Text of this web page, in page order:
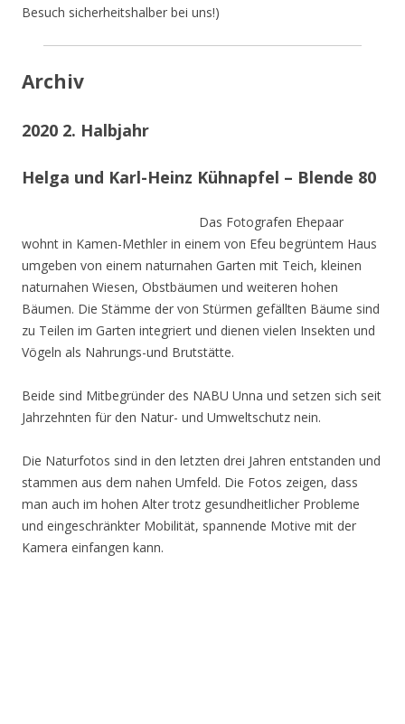
Besuch sicherheitshalber bei uns!)
Archiv
2020 2. Halbjahr
Helga und Karl-Heinz Kühnapfel – Blende 80
Das Fotografen Ehepaar
wohnt in Kamen-Methler in einem von Efeu begrüntem Haus
umgeben von einem naturnahen Garten mit Teich, kleinen
naturnahen Wiesen, Obstbäumen und weiteren hohen
Bäumen. Die Stämme der von Stürmen gefällten Bäume sind
zu Teilen im Garten integriert und dienen vielen Insekten und
Vögeln als Nahrungs-und Brutstätte.
Beide sind Mitbegründer des NABU Unna und setzen sich seit
Jahrzehnten für den Natur- und Umweltschutz nein.
Die Naturfotos sind in den letzten drei Jahren entstanden und
stammen aus dem nahen Umfeld. Die Fotos zeigen, dass
man auch im hohen Alter trotz gesundheitlicher Probleme
und eingeschränkter Mobilität, spannende Motive mit der
Kamera einfangen kann.